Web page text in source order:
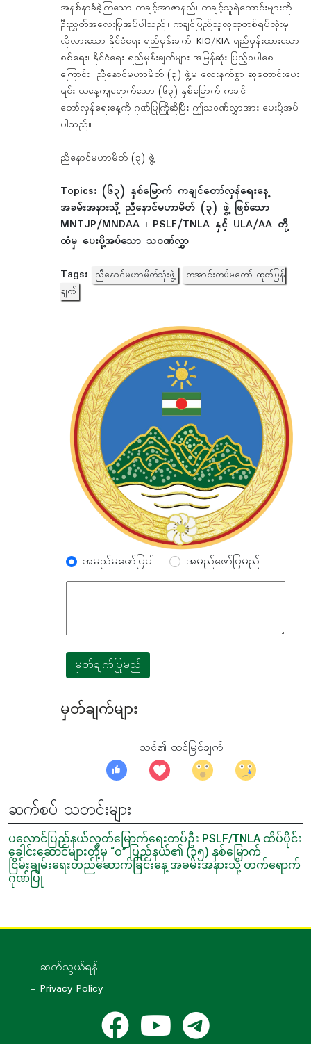
အနစ်နာခံခဲ့ကြသော ကချင့်အာဇာနည်၊ ကချင့်‌သူရဲကောင်းများကို
ဦးညွှတ်အလေးပြုအပ်ပါသည်။ ကချင်ပြည်သူလူထုတစ်ရပ်လုံးမှ
လိုလား‌သော နိုင်ငံရေး ရည်မှန်းချက်၊ KIO/KIA ရည်မှန်းထားသော
စစ်ရေး၊ နိုင်ငံရေး ရည်မှန်းချက်များ အမြန်ဆုံး ပြည့်ဝပါစေ
ကြောင်း ညီနောင်မဟာမိတ် (၃) ဖွဲ့မှ လေးနက်စွာ ဆုတောင်းပေး
ရင်း ယနေ့ကျရောက်သော (၆၃) နှစ်မြောက် ကချင်
တော်လှန်ရေးနေ့ကို ဂုဏ်ပြုကြိုဆိုပြီး ဤသဝဏ်လွှာအား ပေးပို့အပ်
ပါသည်။
ညီနောင်မဟာမိတ် (၃) ဖွဲ့
Topics:(၆၃) နှစ်မြောက် ကချင်တော်လှန်ရေးနေ့
အခမ်းအနားသို့ ညီနောင်မဟာမိတ် (၃) ဖွဲ့ ဖြစ်သော
MNTJP/MNDAA ၊ PSLF/TNLA နှင့် ULA/AA တို့
ထံမှ ပေးပို့အပ်သော သဝဏ်လွှာ
Tags:
ညီနောင်မဟာမိတ်သုံးဖွဲ့
တအာင်းတပ်မတော် ထုတ်ပြန်
ချက်
အမည်မဖော်ပြပါ အမည်ဖော်ပြမည်
မှတ်ချက်ပြုမည်
မှတ်ချက်များ
သင်၏ ထင်မြင်ချက်
ဆက်စပ် သတင်းများ
ပလောင်ပြည်နယ်လွတ်မြောက်ရေးတပ်ဦး PSLF/TNLA ထိပ်ပိုင်း
ခေါင်းဆောင်များတို့မှ “ဝ” ပြည်နယ်၏ (၃၅) နှစ်မြောက်
ငြိမ်းချမ်းရေးတည်ဆောက်ခြင်းနေ့ အခမ်းအနားသို့ တက်ရောက်
ဂုဏ်ပြု
- ဆက်သွယ်ရန်
- Privacy Policy